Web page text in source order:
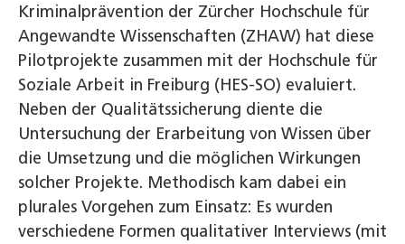
Kriminalprä­vention der Zürcher Hochschule für
Angewandte Wissenschaften (ZHAW) hat diese
Pilotprojekte zusammen mit der Hochschule für
Soziale Arbeit in Freiburg (HES-SO) evaluiert.
Neben der Qualitätssicherung diente die
Untersuchung der Erarbeitung von Wissen über
die Umsetzung und die möglichen Wirkungen
solcher Projekte. Methodisch kam dabei ein
plurales Vorgehen zum Einsatz: Es wurden
verschiedene Formen qualitativer Interviews (mit